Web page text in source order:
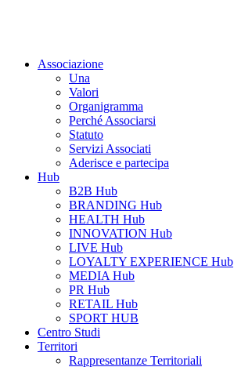
Associazione
Una
Valori
Organigramma
Perché Associarsi
Statuto
Servizi Associati
Aderisce e partecipa
Hub
B2B Hub
BRANDING Hub
HEALTH Hub
INNOVATION Hub
LIVE Hub
LOYALTY EXPERIENCE Hub
MEDIA Hub
PR Hub
RETAIL Hub
SPORT HUB
Centro Studi
Territori
Rappresentanze Territoriali